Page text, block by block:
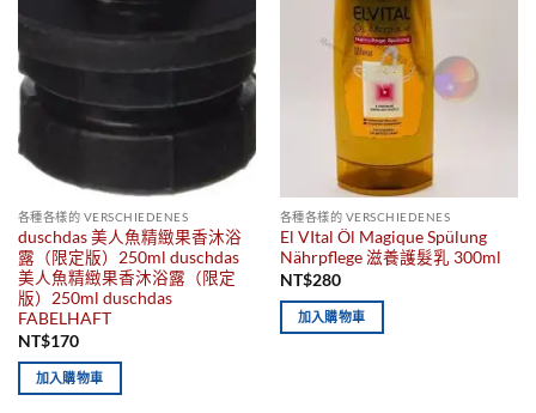
各種各樣的 VERSCHIEDENES
duschdas 美人魚精緻果香沐浴
露（限定版）250ml duschdas
美人魚精緻果香沐浴露（限定
版）250ml duschdas
FABELHAFT
NT$170
加入購物車
各種各樣的 VERSCHIEDENES
El VItal Öl Magique Spülung
Nährpflege 滋養護髮乳 300ml
NT$280
加入購物車